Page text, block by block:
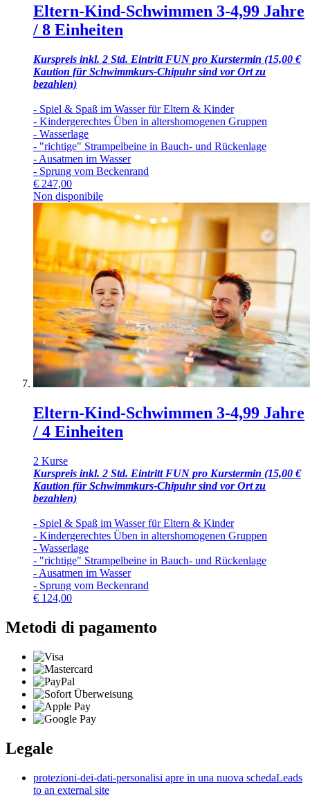
Eltern-Kind-Schwimmen 3-4,99 Jahre
/ 8 Einheiten
Kurspreis inkl. 2 Std. Eintritt FUN pro Kurstermin (15,00 €
Kaution für Schwimmkurs-Chipuhr sind vor Ort zu
bezahlen)
- Spiel & Spaß im Wasser für Eltern & Kinder
- Kindergerechtes Üben in altershomogenen Gruppen
- Wasserlage
- "richtige" Strampelbeine in Bauch- und Rückenlage
- Ausatmen im Wasser
- Sprung vom Beckenrand
€ 247,00
Non disponibile
Eltern-Kind-Schwimmen 3-4,99 Jahre
/ 4 Einheiten
2 Kurse
Kurspreis inkl. 2 Std. Eintritt FUN pro Kurstermin (15,00 €
Kaution für Schwimmkurs-Chipuhr sind vor Ort zu
bezahlen)
- Spiel & Spaß im Wasser für Eltern & Kinder
- Kindergerechtes Üben in altershomogenen Gruppen
- Wasserlage
- "richtige" Strampelbeine in Bauch- und Rückenlage
- Ausatmen im Wasser
- Sprung vom Beckenrand
€ 124,00
Metodi di pagamento
Legale
protezioni-dei-dati-personalisi apre in una nuova schedaLeads
to an external site